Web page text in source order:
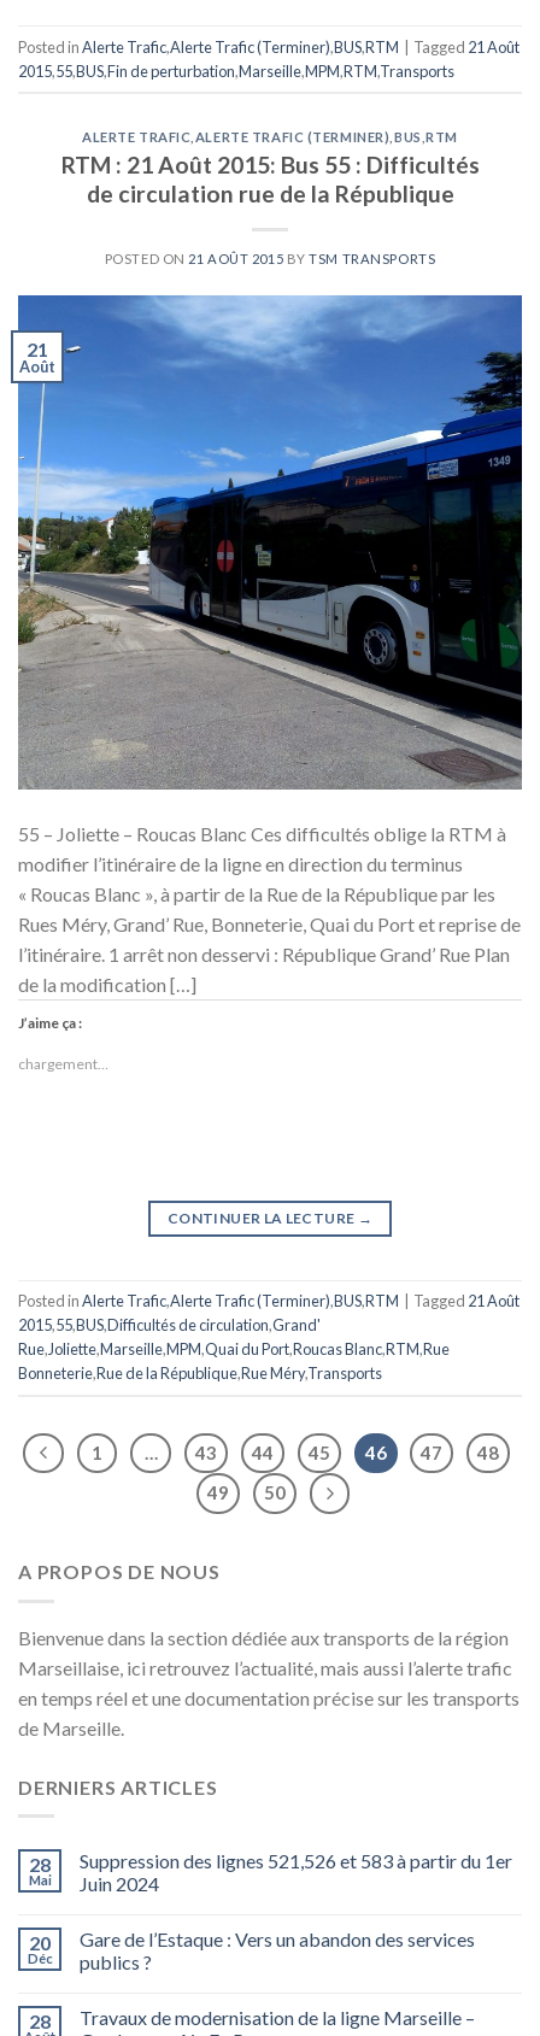
Posted inAlerte Trafic,Alerte Trafic (Terminer),BUS,RTM | Tagged 21 Août
2015,55,BUS,Fin de perturbation,Marseille,MPM,RTM,Transports
ALERTE TRAFIC ALERTE TRAFIC (TERMINER) BUS ,RTM
RTM : 21 Août 2015: Bus 55 : Difficultés
de circulation rue de la République
POSTED ON 21 AOÛT 2015 BYTSM TRANSPORTS
21
Août
55 – Joliette – Roucas Blanc Ces difficultés oblige la RTM à
modifier l’itinéraire de la ligne en direction du terminus
« Roucas Blanc », à partir de la Rue de la République par les
Rues Méry, Grand’ Rue, Bonneterie, Quai du Port et reprise de
l’itinéraire. 1 arrêt non desservi : République Grand’ Rue Plan
de la modification […]
J’aime ça :
chargement…
CONTINUER LA LECTURE →
Posted inAlerte Trafic,Alerte Trafic (Terminer),BUS,RTM Tagged 21 Août
2015,55,BUS,Difficultés de circulation,Grand'
Rue,Joliette,Marseille,MPM,Quai du Port,Roucas Blanc,RTM,Rue
Bonneterie,Rue de la République,Rue Méry,Transports
1 … 43 44 45 46 47
48
49
50
A PROPOS DE NOUS
Bienvenue dans la section dédiée aux transports de la région
Marseillaise, ici retrouvez l’actualité, mais aussi l’alerte trafic
en temps réel et une documentation précise sur les transports
de Marseille.
DERNIERS ARTICLES
28
Mai
Suppression des lignes 521,526 et 583 à partir du 1er
Juin 2024
20
Déc
Gare de l’Estaque : Vers un abandon des services
publics ?
28
Travaux de modernisation de la ligne Marseille –